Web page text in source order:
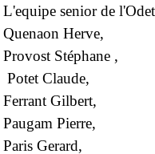
L'equipe senior de
Quenaon Herve,
Provost Stéphane ,
Potet Claude,
Ferrant Gilbert,
Paugam Pierre,
Paris Gerard,